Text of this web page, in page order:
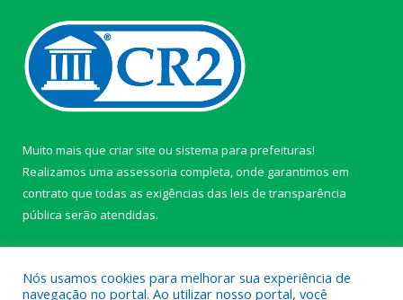
Muito mais que criar site ou sistema para prefeituras!
Realizamos uma assessoria completa, onde garantimos em
contrato que todas as exigências das leis de transparência
pública serão atendidas.
Nós usamos cookies para melhorar sua experiência de
navegação no portal. Ao utilizar nosso portal, você